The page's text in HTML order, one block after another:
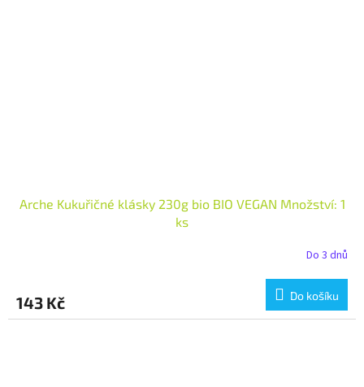
Arche Kukuřičné klásky 230g bio BIO VEGAN Množství: 1
ks
Do 3 dnů
143 Kč Do košíku